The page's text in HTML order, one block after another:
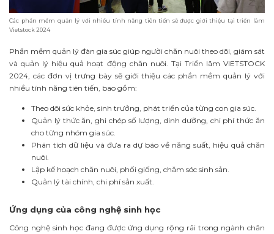
Các phần mềm quản lý với nhiều tính năng tiên tiến sẽ được giới thiệu tại triển lãm
Vietstock 2024
Phần mềm quản lý đàn gia súc giúp người chăn nuôi theo dõi, giám sát
và quản lý hiệu quả hoạt động chăn nuôi. Tại Triển lãm VIETSTOCK
2024, các đơn vị trưng bày sẽ giới thiệu các phần mềm quản lý với
nhiều tính năng tiên tiến, bao gồm:
Theo dõi sức khỏe, sinh trưởng, phát triển của từng con gia súc.
Quản lý thức ăn, ghi chép số lượng, dinh dưỡng, chi phí thức ăn
cho từng nhóm gia súc.
Phân tích dữ liệu và đưa ra dự báo về năng suất, hiệu quả chăn
nuôi.
Lập kế hoạch chăn nuôi, phối giống, chăm sóc sinh sản.
Quản lý tài chính, chi phí sản xuất.
Ứng dụng của công nghệ sinh học
Công nghệ sinh học đang được ứng dụng rộng rãi trong ngành chăn